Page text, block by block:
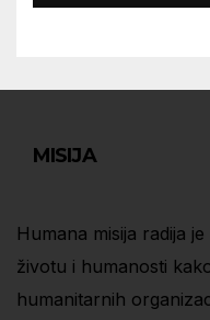
MISIJA
Humana misija radija
životu i humanosti
humanitarnih